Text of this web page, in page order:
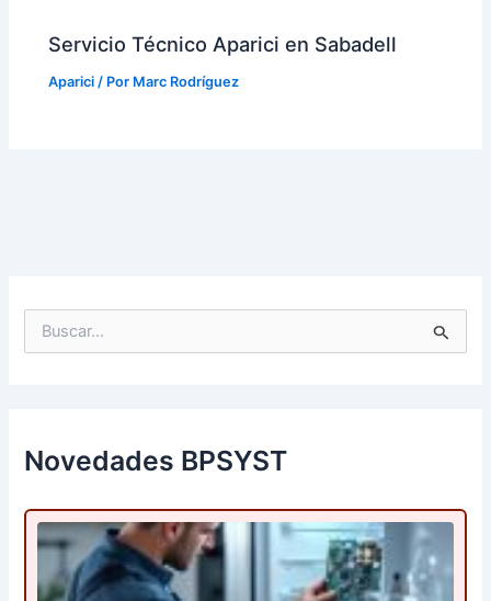
Servicio Técnico Aparici en Sabadell
Aparici / Por Marc Rodríguez
p
o
:
Novedades BPSYST